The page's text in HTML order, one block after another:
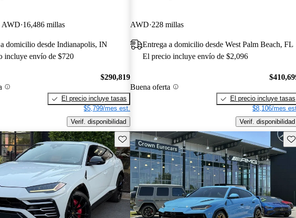
AWD 16,486 millas
domicilio desde Indianapolis, IN
incluye envío de $720
$290,819
El precio incluye tasas
$5,799/mes est.
Verif. disponibilidad
AWD 228 millas
Entrega a domicilio desde West Palm Beach, FL
El precio incluye envío de $2,096
Buena oferta
El precio incluye tasas
$8,106/mes
Verif. disponibilidad
Guarda este Aviso